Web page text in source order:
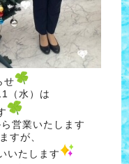
せ
（水）は
営業いたします
すが、
いたします